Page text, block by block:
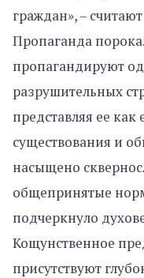
граждан», –
Пропаганда
пропагандируют
разрушительных
представляя ее
существования и
насыщено
общепринятые
подчеркнуло
Кощунственное
присутствуют